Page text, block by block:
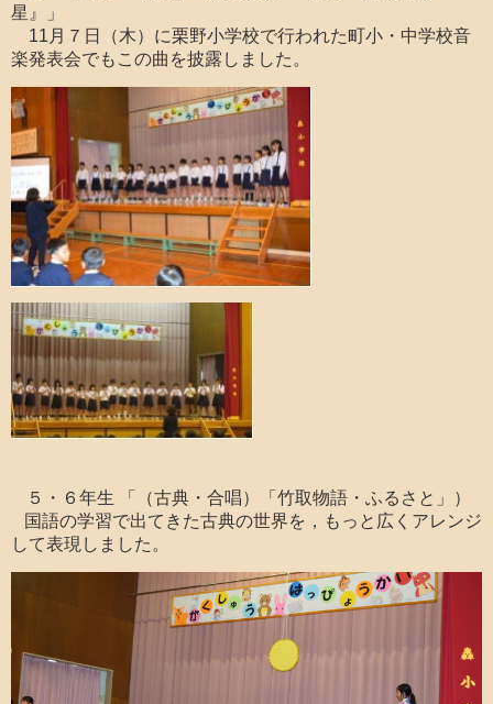
星』」
11月７日（木）に栗野小学校で行われた町小・中学校音
楽発表会でもこの曲を披露しました。
５・６年生 「（古典・合唱）「竹取物語・ふるさと」）
国語の学習で出てきた古典の世界を，もっと広くアレンジ
して表現しました。